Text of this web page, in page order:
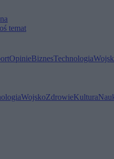
temat
OpinieBiznesTechnologia
WojskoZdrowieKultura